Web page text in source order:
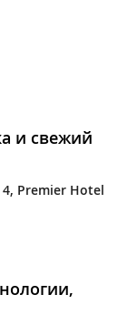
и свежий
4, Premier Hotel